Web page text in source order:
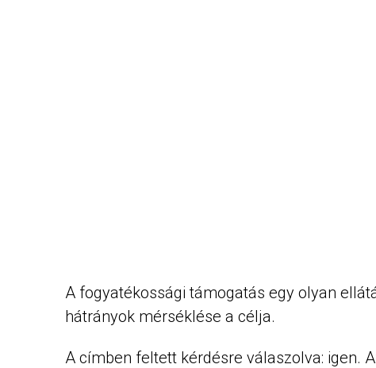
A fogyatékossági támogatás egy olyan
hátrányok mérséklése a célja.
A címben feltett kérdésre válaszolva: igen.